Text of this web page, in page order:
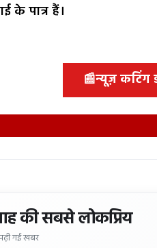
के पात्र हैं।
📰न्यूज़ कटिंग
की सबसे लोकप्रिय
गई खबर